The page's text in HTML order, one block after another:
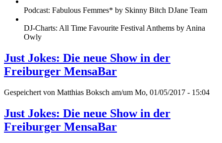
Podcast: Fabulous Femmes* by Skinny Bitch DJane Team
DJ-Charts: All Time Favourite Festival Anthems by Anina
Owly
Just Jokes: Die neue Show in der
Freiburger MensaBar
Gespeichert von Matthias Boksch am/um Mo, 01/05/2017 - 15:04
Just Jokes: Die neue Show in der
Freiburger MensaBar